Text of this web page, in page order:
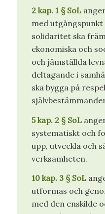
2 kap. 1 § SoL
med
solidaritet ska
ekonomiska och
och jämställda
deltagande i
ska bygga på
5 kap. 2 § SoL
systematiskt och
upp, utveckla och
verksamheten.
10 kap. 3 § SoL
utformas och
med den enskilde